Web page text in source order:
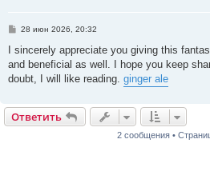
С
о
щ
е
28 июн 2026, 20:32
I sincerely appreciate you giving this
and beneficial as well. I hope you keep
doubt, I will like reading. ginger ale
Ответить
2 сообщения •